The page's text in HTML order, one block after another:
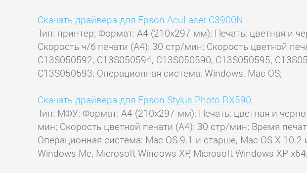
Скачать драйвера для Epson AcuLaser C3900N
Тип: принтер; Формат: A4 (210x297 мм); Печать: цветная и
Скорость ч/б печати (А4): 30 стр/мин; Скорость цветной
C13S050592, C13S050594, C13S050590, C13S050595,
C13S050593; Операционная система: Windows, Mac OS;
Скачать драйвера для Epson Stylus Photo RX590
Тип: МФУ; Формат: A4 (210x297 мм); Печать: цветная и
мин; Скорость цветной печати (А4): 30 стр/мин; Время
Операционная система: Mac OS 9.1 и старше, Mac OS X
Windows Me, Microsoft Windows XP, Microsoft Windows XP x64;